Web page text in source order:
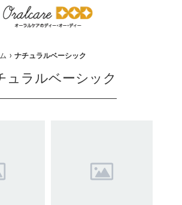
ナチュラルベーシック
ュラルベーシック